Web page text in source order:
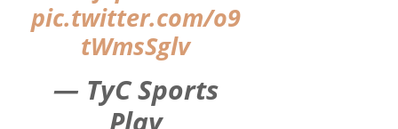
pic.twitter.com/o9
tWmsSglv
— TyC Sports
Play